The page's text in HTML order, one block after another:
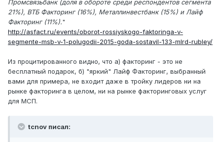
Промсвязьбанк (доля в обороте среди респондентов сегмента
21%), ВТБ Факторинг (16%), Металлинвестбанк (15%) и Лайф
Факторинг (11%)."
http://asfact.ru/events/oborot-rossiyskogo-faktoringa-v-
segmente-msb-v-1-polugodii-2015-goda-sostavil-133-mlrd-rubley/
Из процитированного видно, что а) факторинг - это не
бесплатный подарок, б) "яркий" Лайф Факторинг, выбранный
вами для примера, не входит даже в тройку лидеров ни на
рынке факторинга в целом, ни на рынке факторинговых услуг
для МСП.
tcnov писал: